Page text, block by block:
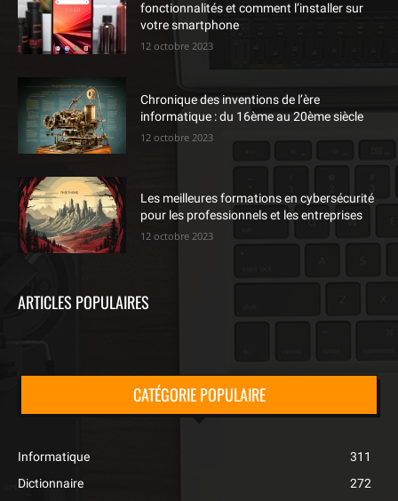
fonctionnalités et comment l’installer sur
votre smartphone
12 octobre 2023
Chronique des inventions de l’ère
informatique : du 16ème au 20ème siècle
12 octobre 2023
Les meilleures formations en cybersécurité
pour les professionnels et les entreprises
12 octobre 2023
ARTICLES POPULAIRES
CATÉGORIE POPULAIRE
Informatique
311
Dictionnaire
272